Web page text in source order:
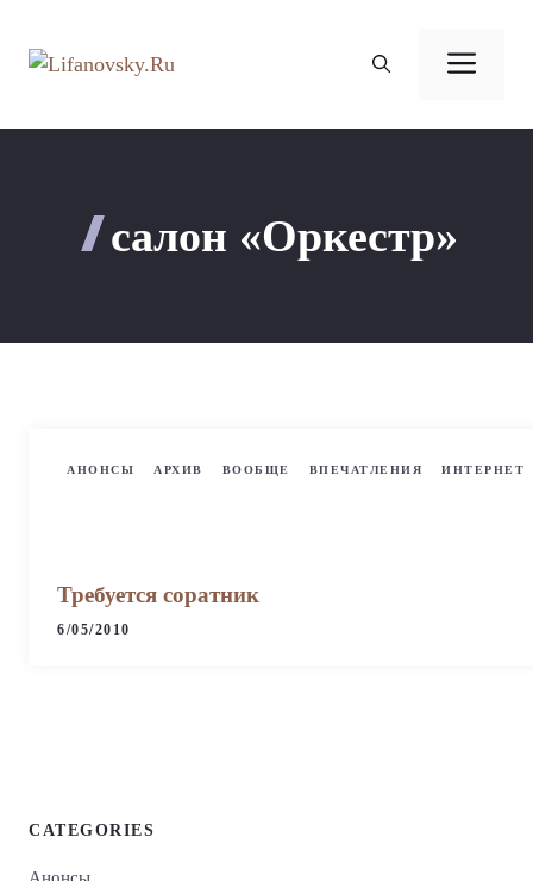
содержимому
салон «Оркестр»
АНОНСЫ АРХИВ ВООБЩЕ ВПЕЧАТЛЕНИЯ ИНТЕРНЕТ
Требуется соратник
6/05/2010
CATEGORIES
Анонсы